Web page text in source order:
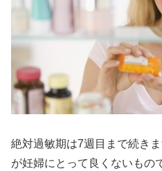
絶対過敏期は7週目まで続き
が妊婦にとって良くないもの